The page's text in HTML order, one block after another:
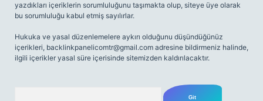
yazdıkları içeriklerin sorumluluğunu taşımakta olup, siteye üye olarak
bu sorumluluğu kabul etmiş sayılırlar.
Hukuka ve yasal düzenlemelere aykırı olduğunu düşündüğünüz
içerikleri, backlinkpanelicomtr@gmail.com adresine bildirmeniz halinde,
ilgili içerikler yasal süre içerisinde sitemizden kaldırılacaktır.